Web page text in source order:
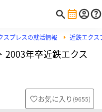
スプレスの就活情報 近鉄エクス
2003年卒近鉄エクス
お気に入り (9655)